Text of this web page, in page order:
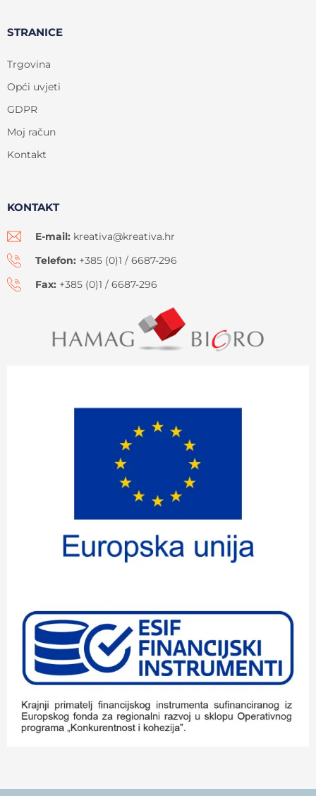
STRANICE
Trgovina
Opći uvjeti
GDPR
Moj račun
Kontakt
KONTAKT
E-mail: kreativa@kreativa.hr
Telefon: +385 (0)1 / 6687-296
Fax: +385 (0)1 / 6687-296